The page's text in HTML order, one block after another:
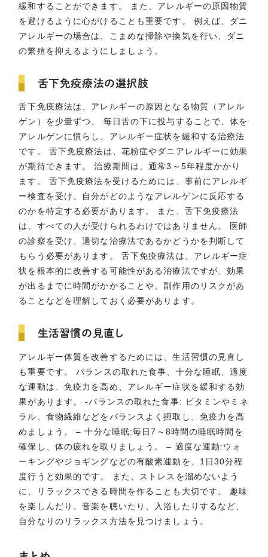
緩和することができます。 また、アレルギーの原因物質
を避けるように心がけることも重要です。 例えば、ダニ
アレルギーの場合は、こまめな掃除や換気を行い、ダニ
の繁殖を抑えるようにしましょう。
舌下免疫療法の選択肢
舌下免疫療法は、アレルギーの原因となる物質（アレル
ゲン）を少量ずつ、 毎日舌の下に投与することで、体を
アレルゲンに慣らし、アレルギー症状を緩和する治療法
です。 舌下免疫療法は、花粉症やダニアレルギーに効果
が期待できます。 治療期間は、通常3～5年程度かかり
ます。 舌下免疫療法を受けるためには、事前にアレルギ
ー検査を受け、自分がどのようなアレルゲンに反応する
のかを特定する必要があります。 また、舌下免疫療法
は、すべての人が受けられるわけではありません。 医師
の診察を受け、適切な治療法であるかどうかを判断して
もらう必要があります。 舌下免疫療法は、アレルギー症
状を根本的に改善する可能性がある治療法ですが、効果
が出るまでに時間がかかることや、副作用のリスクがあ
ることなどを理解しておく必要があります。
生活習慣の見直し
アレルギー体質を改善するためには、生活習慣の見直し
も重要です。 バランスの取れた食事、十分な睡眠、適度
な運動は、免疫力を高め、アレルギー症状を緩和する効
果があります。 -バランスの取れた食事: ビタミンやミネ
ラル、食物繊維などをバランスよく摂取し、免疫力を高
めましょう。 – 十分な睡眠:毎日7～8時間の睡眠時間を
確保し、体の疲れを取りましょう。 – 適度な運動:ウォ
ーキングやジョギングなどの有酸素運動を、1日30分程
度行うと効果的です。 また、ストレスを溜めないよう
に、リラックスできる時間を作ることも大切です。 趣味
を楽しんだり、音楽を聴いたり、入浴したりするなど、
自分なりのリラックス方法を見つけましょう。